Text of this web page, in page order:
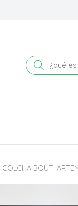
Buscar
COLCHA BOUTI